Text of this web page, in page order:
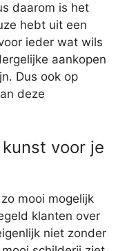
daarom is het
hebt uit een
ieder wat wils
aankopen
Dus ook op
deze
voor je
mooi mogelijk
klanten over
niet zonder